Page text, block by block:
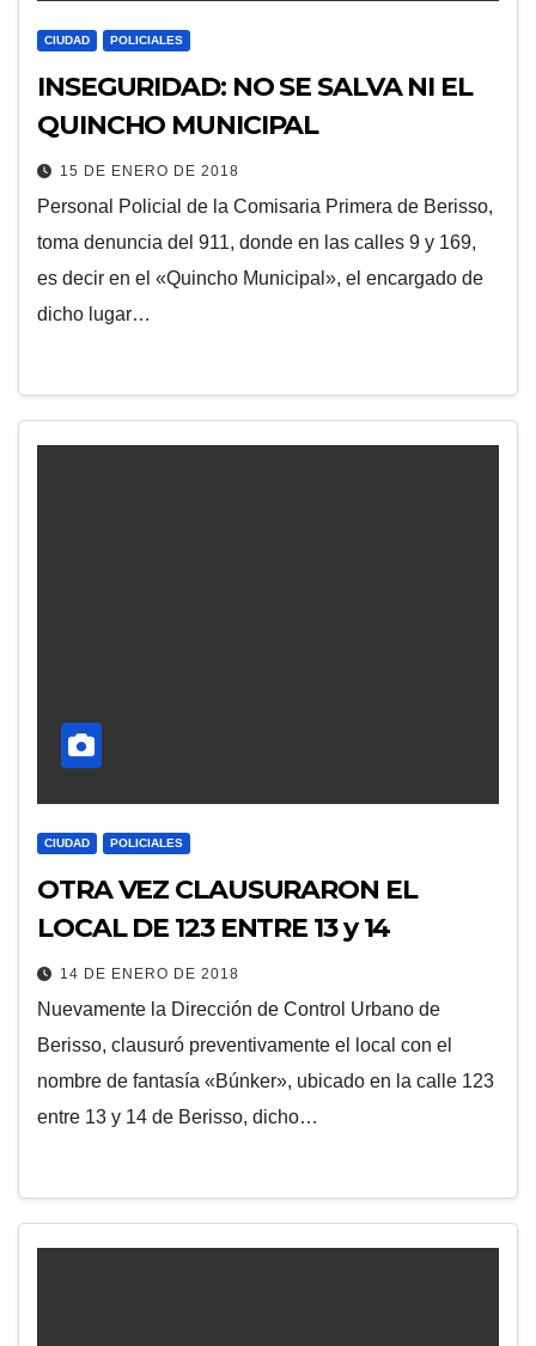
CIUDAD POLICIALES
INSEGURIDAD: NO SE SALVA NI EL
QUINCHO MUNICIPAL
15 DE ENERO DE 2018
Personal Policial de la Comisaria Primera de Berisso,
toma denuncia del 911, donde en las calles 9 y 169,
es decir en el «Quincho Municipal», el encargado de
dicho lugar…
CIUDAD POLICIALES
OTRA VEZ CLAUSURARON EL
LOCAL DE 123 ENTRE 13 y 14
14 DE ENERO DE 2018
Nuevamente la Dirección de Control Urbano de
Berisso, clausuró preventivamente el local con el
nombre de fantasía «Búnker», ubicado en la calle 123
entre 13 y 14 de Berisso, dicho…